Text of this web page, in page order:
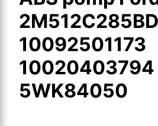
2M512C285BD
10092501173
10020403794
5WK84050